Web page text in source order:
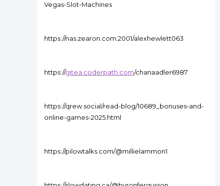
Vegas-Slot-Machines
https://nas.zearon.com:2001/alexhewlett063
https://gitea.coderpath.com/chanaadler6987
https://qrew.social/read-blog/10689_bonuses-and-
online-games-2025.html
https://pilowtalks.com/@millielammon1